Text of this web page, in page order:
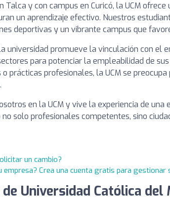
Talca y con campus en Curicó, la UCM
un aprendizaje efectivo. Nuestros
deportivas y un vibrante campus que
universidad promueve la vinculación con el
para potenciar la empleabilidad de
o prácticas profesionales, la UCM se
en la UCM y vive la experiencia de una
solo profesionales competentes, sino
un cambio?
empresa? Crea una cuenta gratis para gestionar
Universidad Católica del